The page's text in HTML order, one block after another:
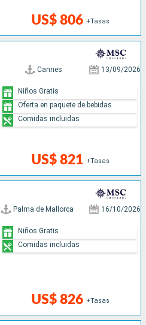
US$ 806 +Tasas
Cannes 13/09/2026
US$ 821 +Tasas
Niños Gratis
Oferta en paquete de bebidas
Comidas incluidas
Palma de Mallorca 16/10/2026
US$ 826 +Tasas
Niños Gratis
Comidas incluidas